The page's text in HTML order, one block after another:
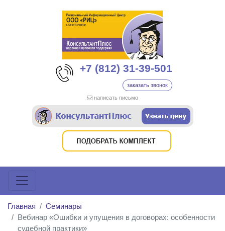
+7 (812) 31-39-501
заказать звонок
написать письмо
Главная
Семинары
Вебинар «Ошибки и упущения в договорах: особенности
судебной практики»